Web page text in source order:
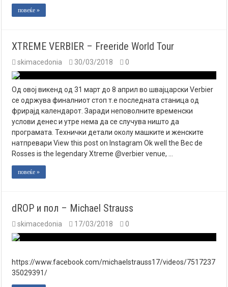
повеќе »
XTREME VERBIER – Freeride World Tour
skimacedonia 30/03/2018 0
Од овој викенд од 31 март до 8 април во швајцарски Verbier
се одржува финалниот стоп т.е последната станица од
фрирајд календарот. Заради неповолните временски
услови денес и утре нема да се случува ништо да
програмата. Технички детали околу машките и женските
натпревари View this post on Instagram Ok well the Bec de
Rosses is the legendary Xtreme @verbier venue, …
повеќе »
dROP и пол – Michael Strauss
skimacedonia 17/03/2018 0
https://www.facebook.com/michaelstrauss17/videos/7517237
35029391/